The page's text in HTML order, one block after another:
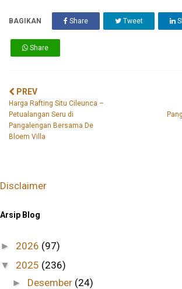
BAGIKAN Share Tweet
Share
PREV
Harga Rafting Situ Cileunca –
Petualangan Seru di
Pangalengan Bersama De
Bloem Villa
Disclaimer
Arsip Blog
► 2026 (97)
▼ 2025 (236)
► Desember (24)